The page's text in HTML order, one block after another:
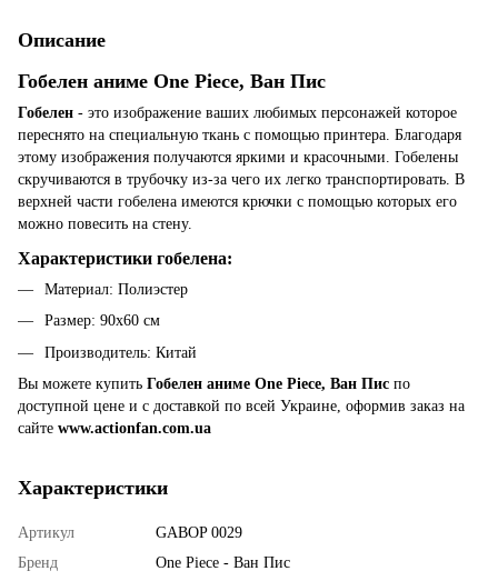
Описание
Гобелен аниме One Piece, Ван Пис
Гобелен - это изображение ваших любимых персонажей которое
переснято на специальную ткань с помощью принтера. Благодаря
этому изображения получаются яркими и красочными. Гобелены
скручиваются в трубочку из-за чего их легко транспортировать. В
верхней части гобелена имеются крючки с помощью которых его
можно повесить на стену.
Характеристики гобелена:
Материал: Полиэстер
Размер: 90х60 см
Производитель: Китай
Вы можете купить Гобелен аниме One Piece, Ван Пис по
доступной цене и с доставкой по всей Украине, оформив заказ на
сайте www.actionfan.com.ua
Характеристики
Артикул
GABOP 0029
Бренд
One Piece - Ван Пис